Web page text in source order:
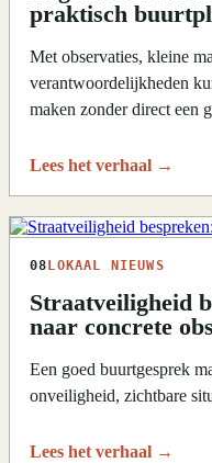
praktisch
Met observaties, kleine
verantwoordelijkheden
maken zonder direct een
Lees het verhaal →
08 LOKAAL NIEUWS
Straatveiligheid
naar concrete
Een goed buurtgesprek
onveiligheid, zichtbare
Lees het verhaal →